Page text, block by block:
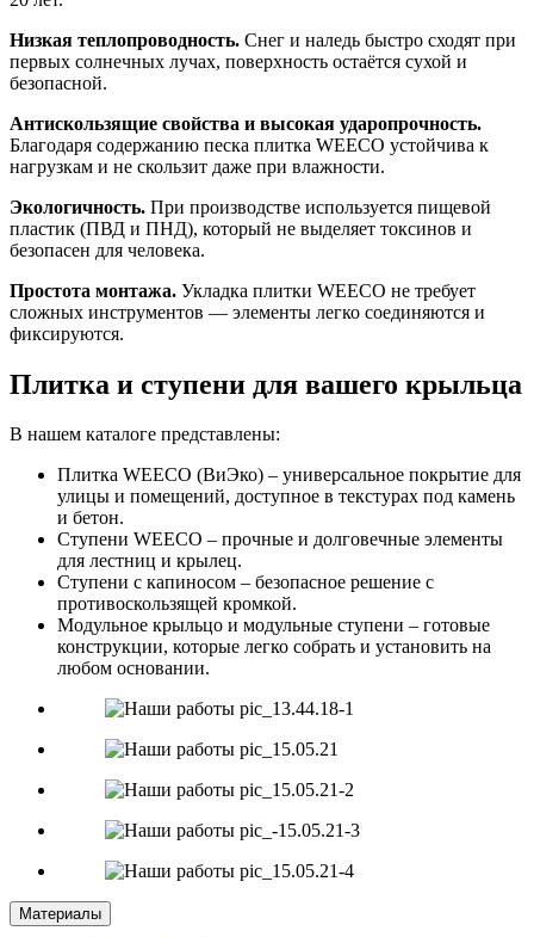
Низкая теплопроводность. Снег и наледь быстро сходят при
первых солнечных лучах, поверхность остаётся сухой и
безопасной.
Антискользящие свойства и высокая ударопрочность.
Благодаря содержанию песка плитка WEECO устойчива к
нагрузкам и не скользит даже при влажности.
Экологичность. При производстве используется пищевой
пластик (ПВД и ПНД), который не выделяет токсинов и
безопасен для человека.
Простота монтажа. Укладка плитки WEECO не требует
сложных инструментов — элементы легко соединяются и
фиксируются.
Плитка и ступени для вашего крыльца
В нашем каталоге представлены:
Плитка WEECO (ВиЭко) – универсальное покрытие для
улицы и помещений, доступное в текстурах под камень
и бетон.
Ступени WEECO – прочные и долговечные элементы
для лестниц и крылец.
Ступени с капиносом – безопасное решение с
противоскользящей кромкой.
Модульное крыльцо и модульные ступени – готовые
конструкции, которые легко собрать и установить на
любом основании.
Материалы